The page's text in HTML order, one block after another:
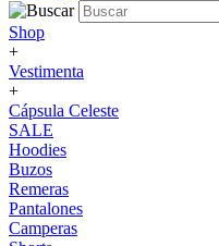
Shop
+
Vestimenta
+
Cápsula Celeste
SALE
Hoodies
Buzos
Remeras
Pantalones
Camperas